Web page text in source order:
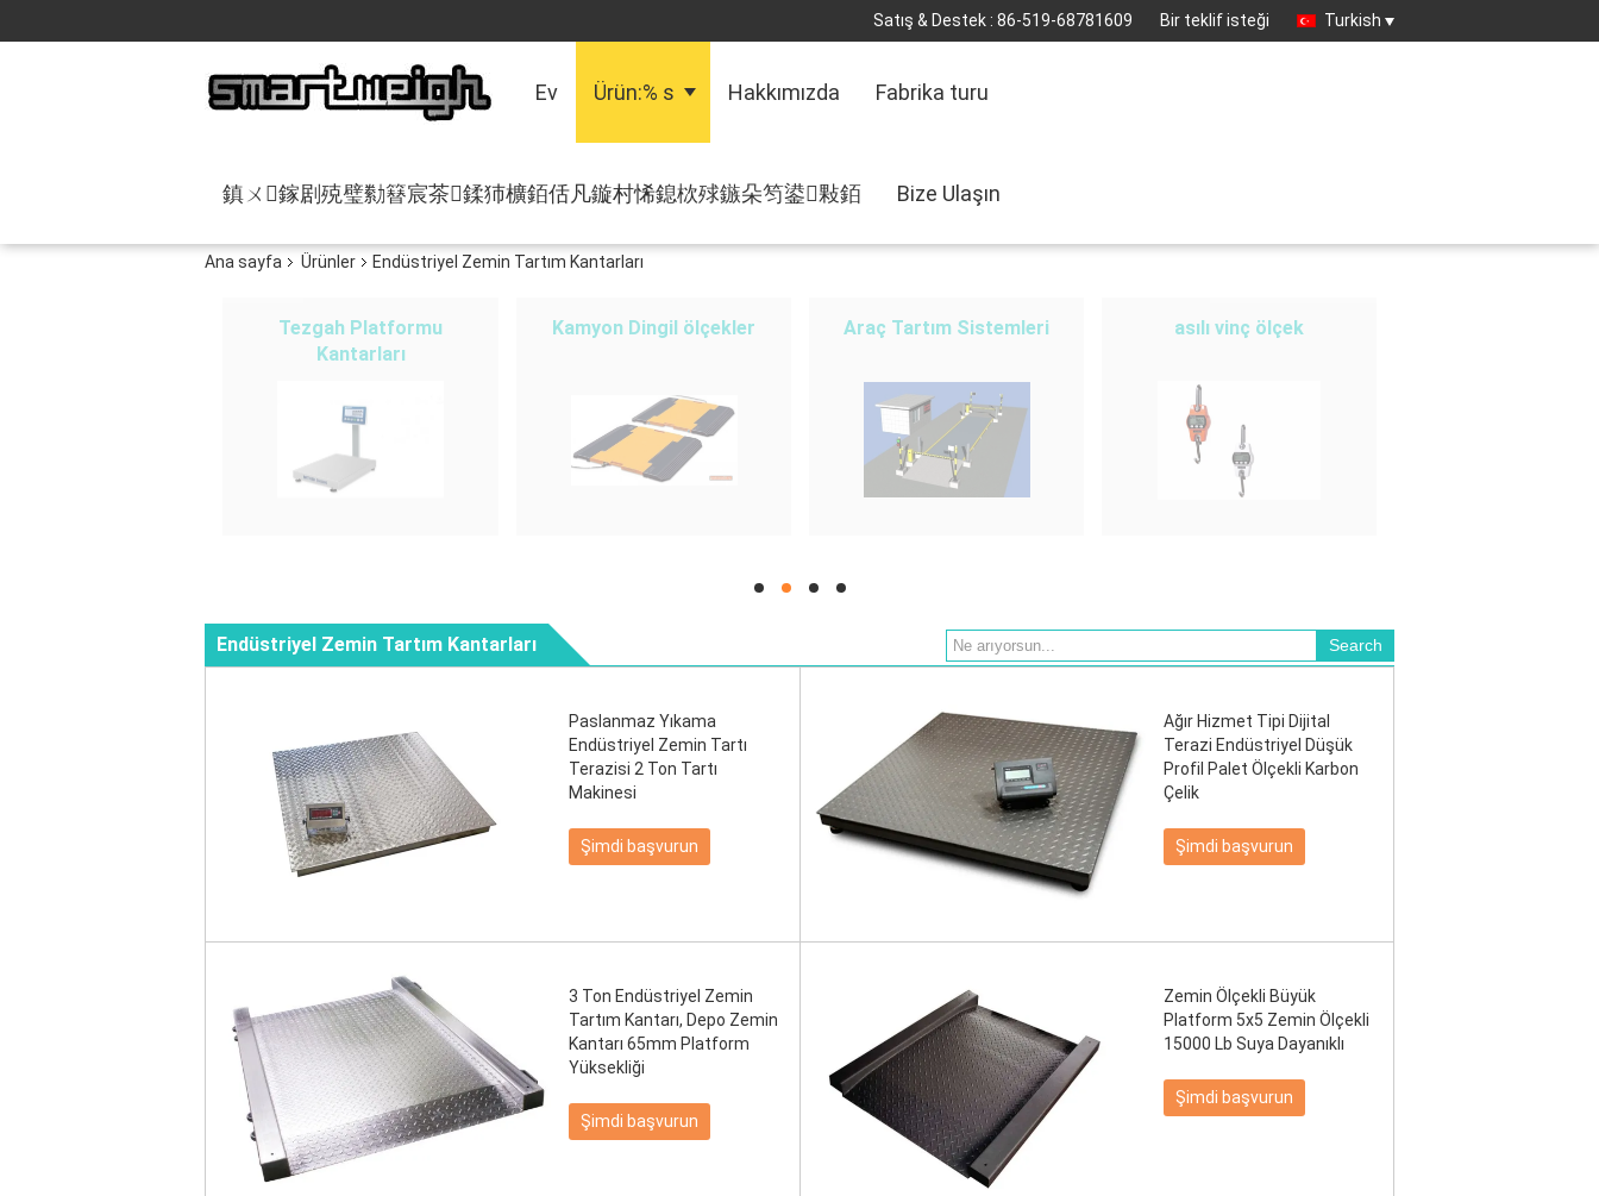
Satış & Destek : 86-519-68781609 Bir teklif isteği Turkish
Ev Ürün:% s Hakkımızda Fabrika turu
鎮ㄨ鎵剧殑璧勬簮宸茶鍒犻櫎銆佸凡鏇村悕鎴栨殏鏃朵笉鍙敤銆 Bize Ulaşın
Ana sayfa Ürünler Endüstriyel Zemin Tartım Kantarları
Tezgah Platformu
Kantarları
Kamyon Dingil ölçekler Araç Tartım Sistemleri asılı vinç ölçek
hd hd hd hd
Endüstriyel Zemin Tartım Kantarları
Paslanmaz Yıkama
Endüstriyel Zemin Tartı
Terazisi 2 Ton Tartı
Makinesi
Şimdi başvurun
Ağır Hizmet Tipi Dijital
Terazi Endüstriyel Düşük
Profil Palet Ölçekli Karbon
Çelik
Şimdi başvurun
3 Ton Endüstriyel Zemin
Tartım Kantarı, Depo Zemin
Kantarı 65mm Platform
Yüksekliği
Şimdi başvurun
Zemin Ölçekli Büyük
Platform 5x5 Zemin Ölçekli
15000 Lb Suya Dayanıklı
Şimdi başvurun